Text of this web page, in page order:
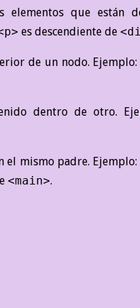
elementos que están
es descendiente de
de un nodo. Ejemplo:
dentro de otro.
el mismo padre. Ejemplo:
<main>.